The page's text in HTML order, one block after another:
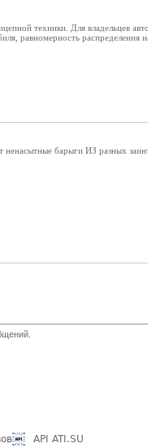
техники. Для владельцев
равномерность распределения
барыги ИЗ разных
API ATI.SU